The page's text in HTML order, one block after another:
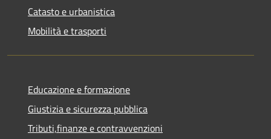
Catasto e urbanistica
Mobilità e trasporti
Educazione e formazione
Giustizia e sicurezza pubblica
Tributi,finanze e contravvenzioni